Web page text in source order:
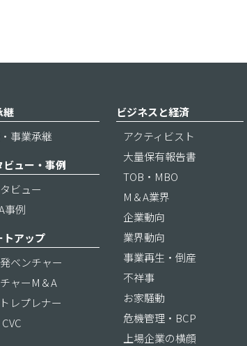
継
事業承継
ビュー・事例
ビュー
事例
トアップ
ベンチャー
ャーM＆A
レプレナー
ビジネスと経済
アクティビスト
大量保有報告書
TOB・MBO
M＆A業界
企業動向
業界動向
事業再生・倒産
不祥事
お家騒動
危機管理・BCP
上場企業の横顔